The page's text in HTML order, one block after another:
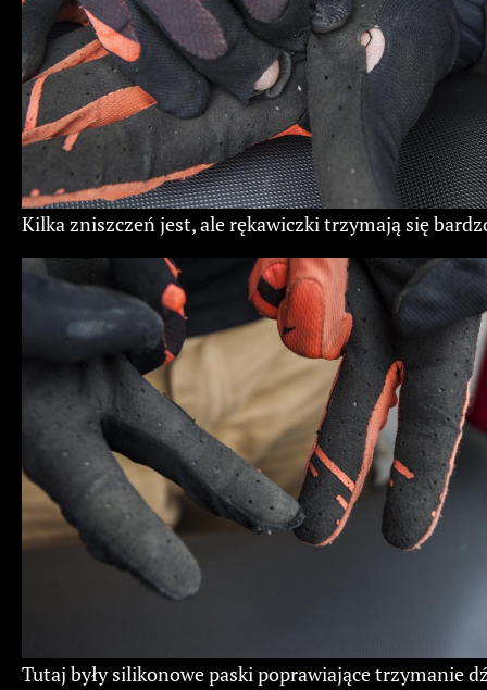
Kilka zniszczeń jest, ale rękawiczki trzymają się
Tutaj były silikonowe paski poprawiające trzymanie